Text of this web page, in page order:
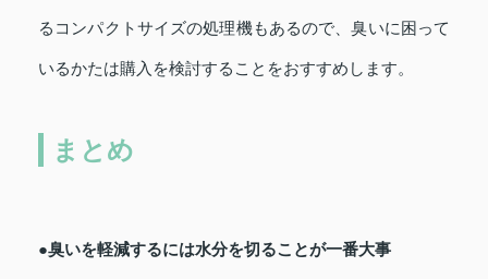
るコンパクトサイズの処理機もあるので、臭いに困って
いるかたは購入を検討することをおすすめします。
まとめ
●臭いを軽減するには水分を切ることが一番大事